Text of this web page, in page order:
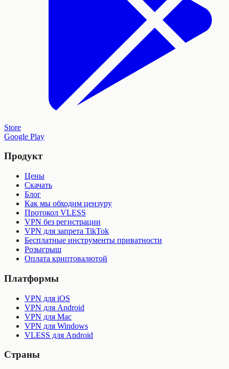
Store
Google Play
Продукт
Цены
Скачать
Блог
Как мы обходим цензуру
Протокол VLESS
VPN без регистрации
VPN для запрета TikTok
Бесплатные инструменты приватности
Розыгрыш
Оплата криптовалютой
Платформы
VPN для iOS
VPN для Android
VPN для Mac
VPN для Windows
VLESS для Android
Страны